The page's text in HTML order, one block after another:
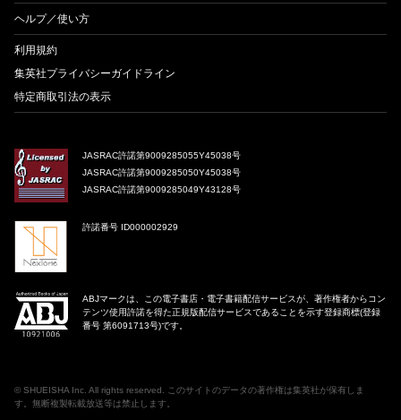
ヘルプ／使い方
利用規約
集英社プライバシーガイドライン
特定商取引法の表示
JASRAC許諾第9009285055Y45038号
JASRAC許諾第9009285050Y45038号
JASRAC許諾第9009285049Y43128号
許諾番号 ID000002929
ABJマークは、この電子書店・電子書籍配信サービスが、著作権者からコン
テンツ使用許諾を得た正規版配信サービスであることを示す登録商標(登録
番号 第6091713号)です。
© SHUEISHA Inc . All rights reserved. このサイトのデータの著作権は集英社が保有しま
す。無断複製転載放送等は禁止します。